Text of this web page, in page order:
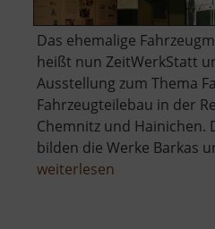
Das ehemalige
heißt nun ZeitWerkStatt
Ausstellung zum Thema
Fahrzeugteilebau in der
Chemnitz und Hainichen.
bilden die Werke Barkas
weiterlesen